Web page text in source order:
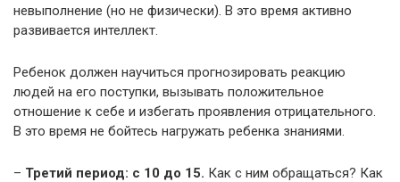
невыполнение (но не физически). В это время активно
развивается интеллект.
Ребенок должен научиться прогнозировать реакцию
людей на его поступки, вызывать положительное
отношение к себе и избегать проявления отрицательного.
В это время не бойтесь нагружать ребенка знаниями.
– Третий период: с 10 до 15. Как с ним обращаться? Как